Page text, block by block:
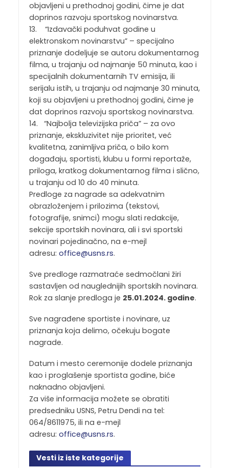
objavljeni u prethodnoj godini, čime je dat
doprinos razvoju sportskog novinarstva.
13. “Izdavački poduhvat godine u
elektronskom novinarstvu” – specijalno
priznanje dodeljuje se autoru dokumentarnog
filma, u trajanju od najmanje 50 minuta, kao i
specijalnih dokumentarnih TV emisija, ili
serijalu istih, u trajanju od najmanje 30 minuta,
koji su objavljeni u prethodnoj godini, čime je
dat doprinos razvoju sportskog novinarstva.
14. “Najbolja televizijska priča” – za ovo
priznanje, ekskluzivitet nije prioritet, već
kvalitetna, zanimljiva priča, o bilo kom
događaju, sportisti, klubu u formi reportaže,
priloga, kratkog dokumentarnog filma i slično,
u trajanju od 10 do 40 minuta.
Predloge za nagrade sa adekvatnim
obrazloženjem i prilozima (tekstovi,
fotografije, snimci) mogu slati redakcije,
sekcije sportskih novinara, ali i svi sportski
novinari pojedinačno, na e-mejl
adresu: office@usns.rs.
Sve predloge razmatraće sedmočlani žiri
sastavljen od nauglednijih sportskih novinara.
Rok za slanje predloga je 25.01.2024. godine.
Sve nagrađene sportiste i novinare, uz
priznanja koja delimo, očekuju bogate
nagrade.
Datum i mesto ceremonije dodele priznanja
kao i proglašenje sportista godine, biće
naknadno objavljeni.
Za više informacija možete se obratiti
predsedniku USNS, Petru Dendi na tel:
064/8611975, ili na e-mejl
adresu: office@usns.rs.
Vesti iz iste kategorije